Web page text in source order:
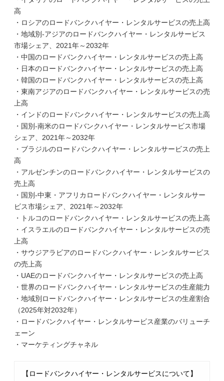
高
・ロシアのロードバンクハイヤー・レンタルサービスの売上高
・地域別-アジアのロードバンクハイヤー・レンタルサービス
市場シェア、2021年～2032年
・中国のロードバンクハイヤー・レンタルサービスの売上高
・日本のロードバンクハイヤー・レンタルサービスの売上高
・韓国のロードバンクハイヤー・レンタルサービスの売上高
・東南アジアのロードバンクハイヤー・レンタルサービスの売
上高
・インドのロードバンクハイヤー・レンタルサービスの売上高
・国別-南米のロードバンクハイヤー・レンタルサービス市場
シェア、2021年～2032年
・ブラジルのロードバンクハイヤー・レンタルサービスの売上
高
・アルゼンチンのロードバンクハイヤー・レンタルサービスの
売上高
・国別-中東・アフリカロードバンクハイヤー・レンタルサー
ビス市場シェア、2021年～2032年
・トルコのロードバンクハイヤー・レンタルサービスの売上高
・イスラエルのロードバンクハイヤー・レンタルサービスの売
上高
・サウジアラビアのロードバンクハイヤー・レンタルサービス
の売上高
・UAEのロードバンクハイヤー・レンタルサービスの売上高
・世界のロードバンクハイヤー・レンタルサービスの生産能力
・地域別ロードバンクハイヤー・レンタルサービスの生産割合
（2025年対2032年）
・ロードバンクハイヤー・レンタルサービス産業のバリューチ
ェーン
・マーケティングチャネル
【ロードバンクハイヤー・レンタルサービスについて】